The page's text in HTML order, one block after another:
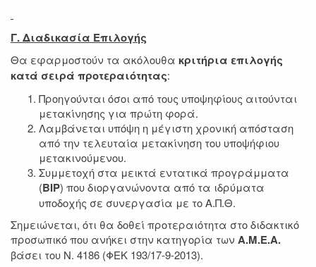
Γ. Διαδικασία Επιλογής
Θα εφαρμοστούν τα ακόλουθα κριτήρια επιλογής
κατά σειρά προτεραιότητας:
Προηγούνται όσοι από τους υποψηφίους αιτούνται
μετακίνησης για πρώτη φορά.
Λαμβάνεται υπόψη η μέγιστη χρονική απόσταση
από την τελευταία μετακίνηση του υποψήφιου
μετακινούμενου.
Συμμετοχή στα μεικτά εντατικά προγράμματα
(BIP) που διοργανώνοντα από τα ιδρύματα
υποδοχής σε συνεργασία με το Α.Π.Θ.
Σημειώνεται, ότι θα δοθεί προτεραιότητα στο διδακτικό
προσωπικό που ανήκει στην κατηγορία των Α.Μ.Ε.Α.
βάσει του Ν. 4186 (ΦΕΚ 193/17-9-2013).